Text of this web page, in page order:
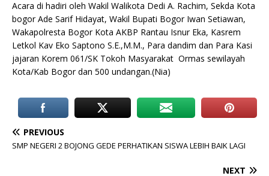
Acara di hadiri oleh Wakil Walikota Dedi A. Rachim, Sekda Kota
bogor Ade Sarif Hidayat, Wakil Bupati Bogor Iwan Setiawan,
Wakapolresta Bogor Kota AKBP Rantau Isnur Eka, Kasrem
Letkol Kav Eko Saptono S.E.,M.M., Para dandim dan Para Kasi
jajaran Korem 061/SK Tokoh Masyarakat Ormas sewilayah
Kota/Kab Bogor dan 500 undangan.(Nia)
PREVIOUS
SMP NEGERI 2 BOJONG GEDE PERHATIKAN SISWA LEBIH BAIK LAGI
NEXT